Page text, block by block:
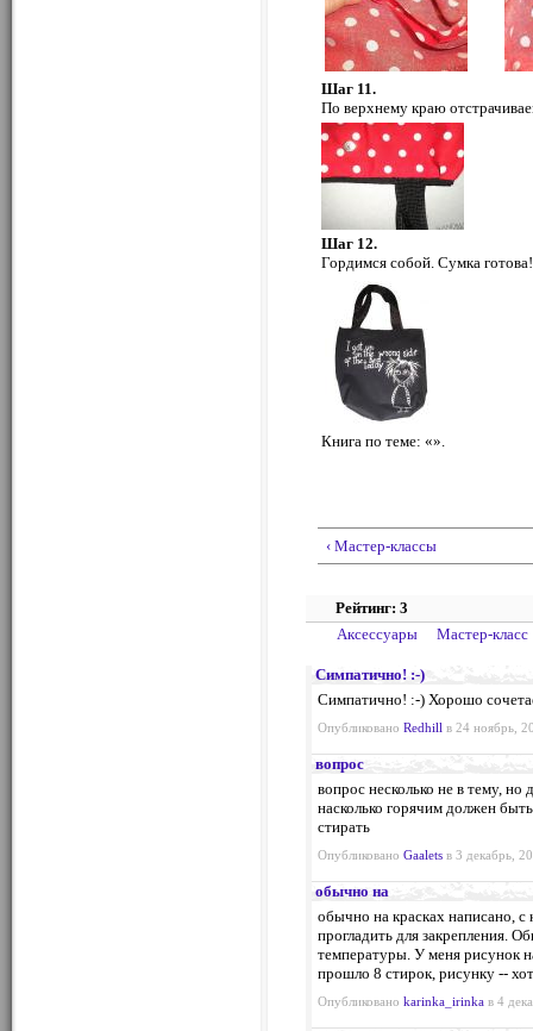
Шаг 11.
По верхнему краю
Шаг 12.
Гордимся собой. Сумка готова!
Книга по теме: «».
‹ Мастер-классы
Рейтинг: 3
Аксессуары
Мастер-класс
Симпатично! :-)
Симпатично! :-) Хорошо
Опубликовано Redhill в 24 ноябрь,
вопрос
вопрос несколько не в тему,
насколько горячим должен
стирать
Опубликовано Gaalets в 3 декабрь,
обычно на
обычно на красках написано,
прогладить для закрепления.
температуры. У меня рисунок
прошло 8 стирок, рисунку --
Опубликовано karinka_irinka в 4